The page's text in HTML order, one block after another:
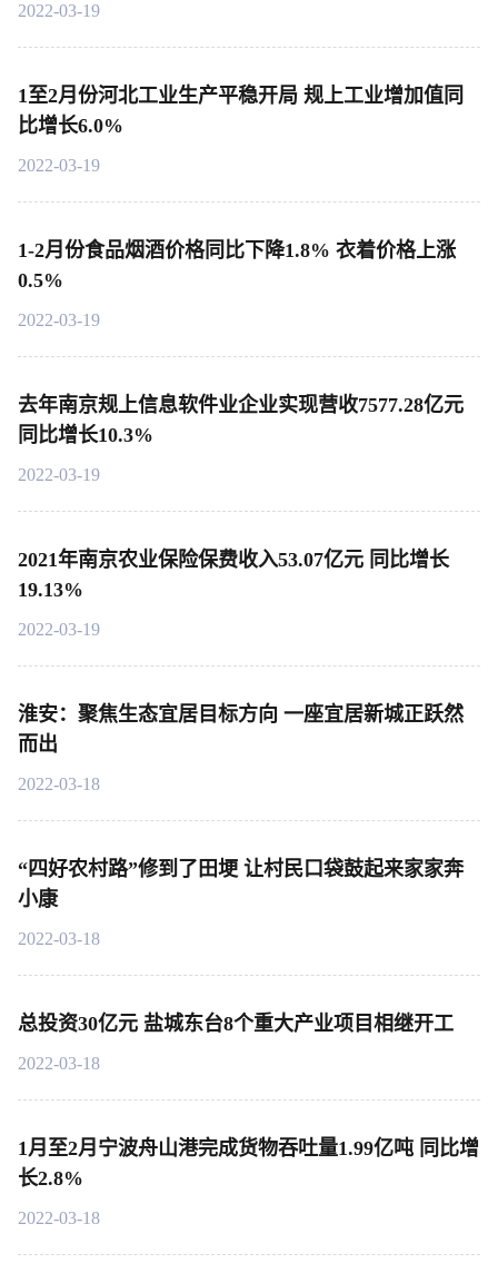
2022-03-19
1至2月份河北工业生产平稳开局 规上工业增加值同
比增长6.0%
2022-03-19
1-2月份食品烟酒价格同比下降1.8% 衣着价格上涨
0.5%
2022-03-19
去年南京规上信息软件业企业实现营收7577.28亿元
同比增长10.3%
2022-03-19
2021年南京农业保险保费收入53.07亿元 同比增长
19.13%
2022-03-19
淮安：聚焦生态宜居目标方向 一座宜居新城正跃然
而出
2022-03-18
“四好农村路”修到了田埂 让村民口袋鼓起来家家奔
小康
2022-03-18
总投资30亿元 盐城东台8个重大产业项目相继开工
2022-03-18
1月至2月宁波舟山港完成货物吞吐量1.99亿吨 同比增
长2.8%
2022-03-18